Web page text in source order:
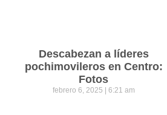
Descabezan a líderes
pochimovileros en Centro:
Fotos
febrero 6, 2025 6:21 am